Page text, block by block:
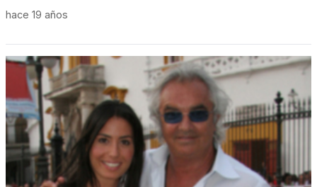
hace 19 años